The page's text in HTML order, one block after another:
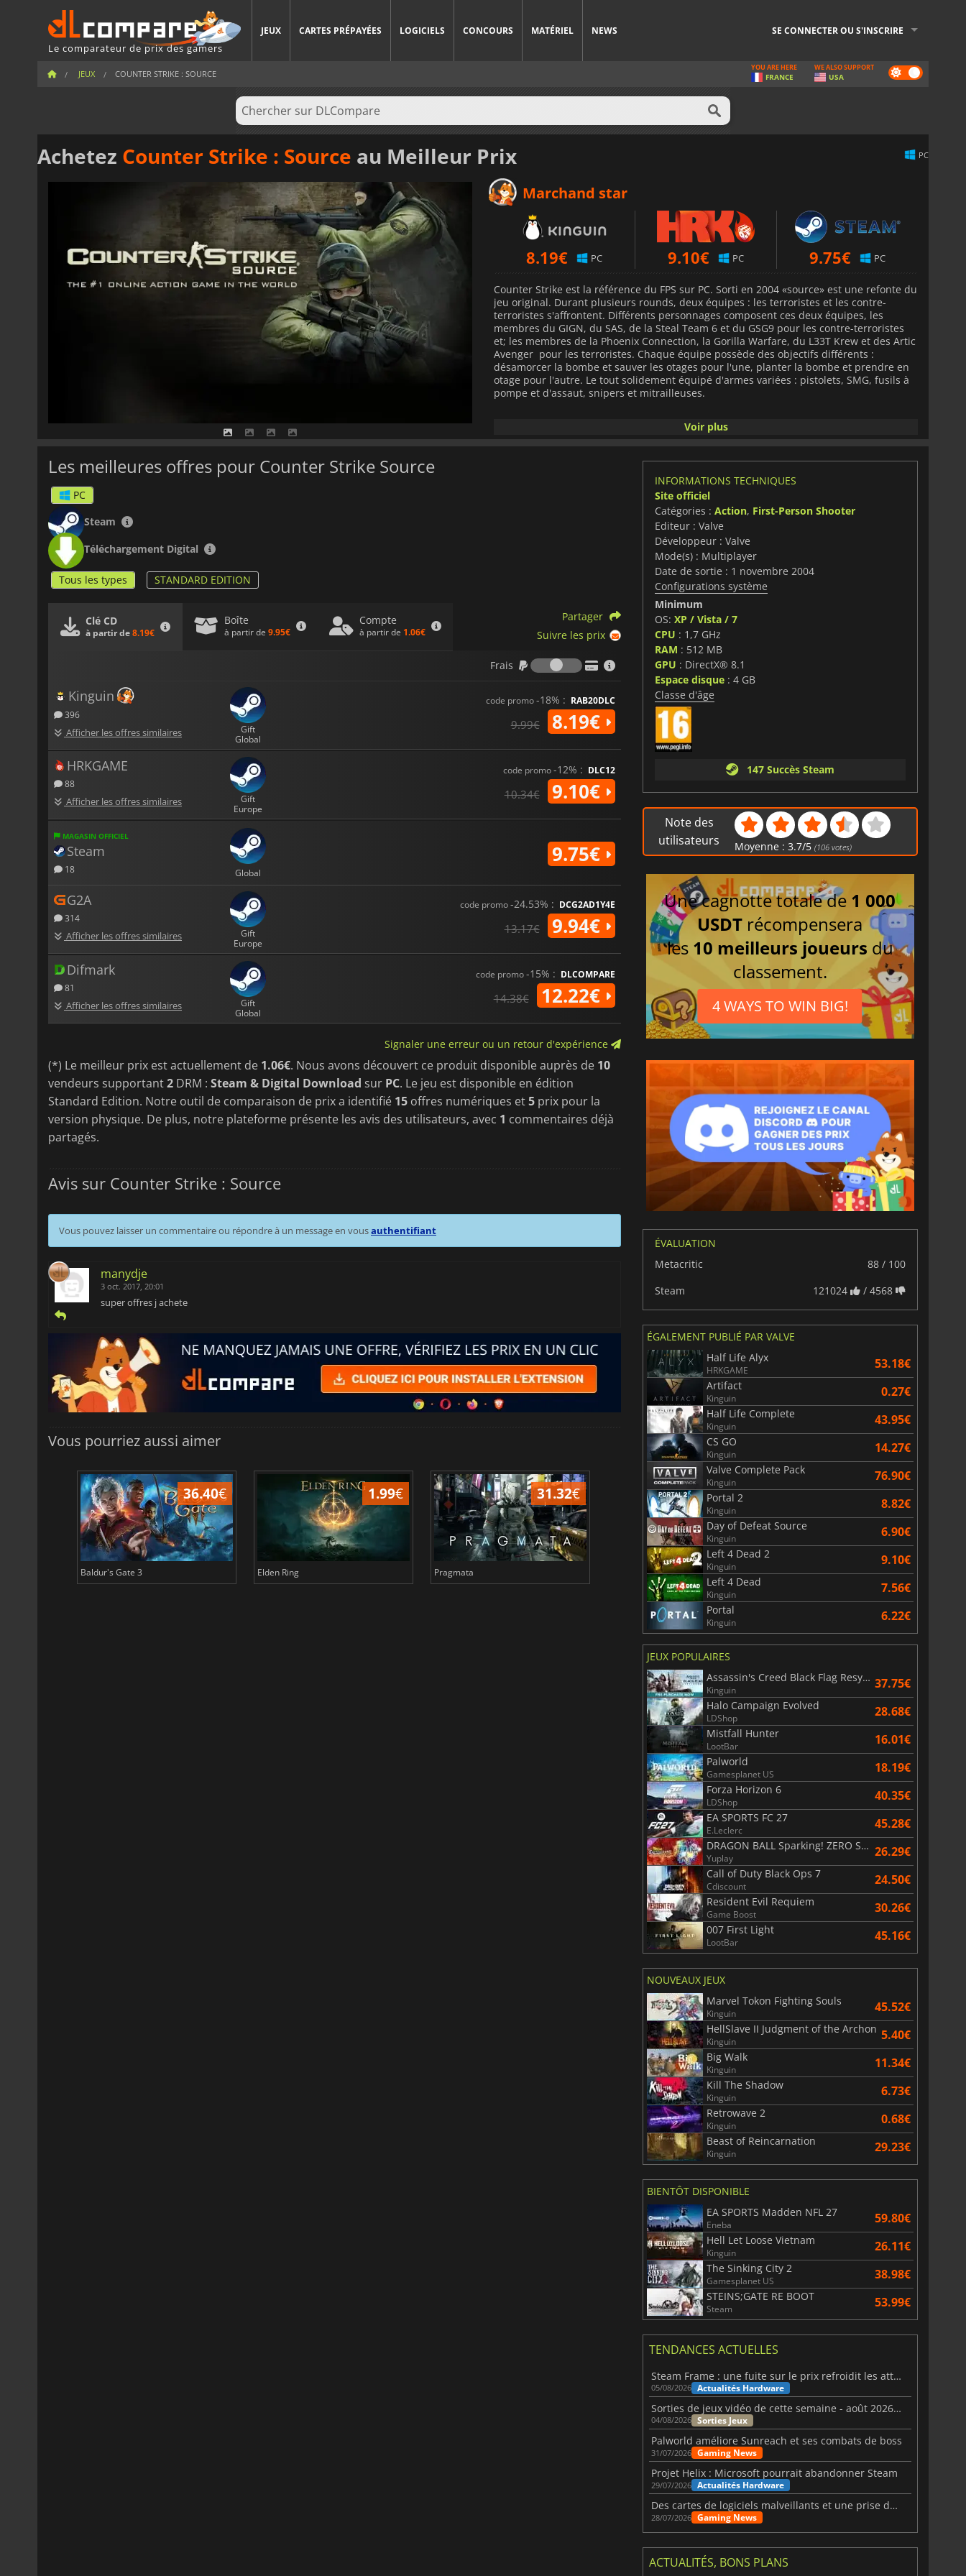
Le comparateur de prix des gamers
JEUX CARTES PRÉPAYÉES LOGICIELS CONCOURS MATÉRIEL NEWS SE CONNECTER OU S'INSCRIRE
JEUX COUNTER STRIKE : SOURCE Dark
mode
YOU ARE HERE
FRANCE
WE ALSO SUPPORT
USA
Achetez Counter Strike : Source au Meilleur Prix PC
Marchand star
8.19€ PC 9.10€ PC 9.75€ PC
Counter Strike est la référence du FPS sur PC. Sorti en 2004 «source» est une refonte du
jeu original. Durant plusieurs rounds, deux équipes : les terroristes et les contre-
terroristes s'affrontent. Différents personnages composent ces deux équipes, les
membres du GIGN, du SAS, de la Steal Team 6 et du GSG9 pour les contre-terroristes
et; les membres de la Phoenix Connection, la Gorilla Warfare, du L33T Krew et des Artic
Avenger pour les terroristes. Chaque équipe possède des objectifs différents :
désamorcer la bombe et sauver les otages pour l'une, planter la bombe et prendre en
otage pour l'autre. Le tout solidement équipé d'armes variées : pistolets, SMG, fusils à
pompe et d'assaut, snipers et mitrailleuses.
Strike
Voir plus
Les meilleures offres pour Counter Strike Source
PC
Steam
Téléchargement Digital
Tous les types STANDARD EDITION
Clé CD
à partir de8.19€
Boîte
à partir de 9.95€
Compte
à partir de 1.06€
Partager
Suivre les prix
Frais
Frais
Kinguin
396
Afficher les offres similaires
Gift
Global
code promo-18% : RAB20DLC
9.99€ 8.19€
HRKGAME
88
Afficher les offres similaires
Gift
Europe
code promo-12% : DLC12
10.34€ 9.10€
MAGASIN OFFICIEL
Steam
18 Global
9.75€
G2A
314
Afficher les offres similaires
Gift
Europe
code promo-24.53% : DCG2AD1Y4E
13.17€ 9.94€
Difmark
81
Afficher les offres similaires
Gift
Global
code promo-15% : DLCOMPARE
14.38€ 12.22€
Signaler une erreur ou un retour d'expérience
(*) Le meilleur prix est actuellement de 1.06€. Nous avons découvert ce produit disponible auprès de 10
vendeurs supportant2 DRM : Steam & Digital Download sur PC. Le jeu est disponible en édition
Standard Edition. Notre outil de comparaison de prix a identifié 15 offres numériques et5 prix pour la
version physique. De plus, notre plateforme présente les avis des utilisateurs, avec 1 commentaires déjà
partagés.
Avis sur Counter Strike : Source
Vous pouvez laisser un commentaire ou répondre à un message en vousauthentifiant
manydje
3 oct. 2017, 20:01
super offres j achete
Vous pourriez aussi aimer
36.40€
Baldur's Gate 3
1.99€
Elden Ring
31.32€
Pragmata
6.77€
Total War WARHAMMER 3
15.48
Lies Of P
INFORMATIONS TECHNIQUES
Site officiel
Catégories : Action, First-Person Shooter
Editeur : Valve
Développeur : Valve
Mode(s) : Multiplayer
Date de sortie : 1 novembre 2004
Configurations système
Minimum
OS: XP / Vista / 7
CPU : 1,7 GHz
RAM : 512 MB
GPU : DirectX® 8.1
Espace disque: 4 GB
Classe d'âge
147 Succès Steam
Note des
utilisateurs
Moyenne :3.7/5 (106 votes)
Une cagnotte totale de 1 000
USDT récompensera
les 10 meilleurs joueurs du
classement.
4 WAYS TO WIN BIG!
ÉVALUATION
Metacritic
88 / 100
Steam
121024 / 4568
ÉGALEMENT PUBLIÉ PAR VALVE
Half Life Alyx
HRKGAME 53.18€
Artifact
Kinguin 0.27€
Half Life Complete
Kinguin 43.95€
CS GO
Kinguin 14.27€
Valve Complete Pack
Kinguin 76.90€
Portal 2
Kinguin 8.82€
Day of Defeat Source
Kinguin 6.90€
Left 4 Dead 2
Kinguin 9.10€
Left 4 Dead
Kinguin 7.56€
Portal
Kinguin 6.22€
JEUX POPULAIRES
Assassin's Creed Black Flag Resynced
Kinguin 37.75€
Halo Campaign Evolved
LDShop 28.68€
Mistfall Hunter
LootBar 16.01€
Palworld
Gamesplanet US 18.19€
Forza Horizon 6
LDShop 40.35€
EA SPORTS FC 27
E.Leclerc 45.28€
DRAGON BALL Sparking! ZERO Super Limit Breaking NEO
Yuplay 26.29€
Call of Duty Black Ops 7
Cdiscount 24.50€
Resident Evil Requiem
Game Boost 30.26€
007 First Light
LootBar 45.16€
NOUVEAUX JEUX
Marvel Tokon Fighting Souls
Kinguin 45.52€
HellSlave II Judgment of the Archon
Kinguin 5.40€
Big Walk
Kinguin 11.34€
Kill The Shadow
Kinguin 6.73€
Retrowave 2
Kinguin 0.68€
Beast of Reincarnation
Kinguin 29.23€
BIENTÔT DISPONIBLE
EA SPORTS Madden NFL 27
Eneba 59.80€
Hell Let Loose Vietnam
Kinguin 26.11€
The Sinking City 2
Gamesplanet US 38.98€
STEINS;GATE RE BOOT
Steam 53.99€
TENDANCES ACTUELLES
Steam Frame : une fuite sur le prix refroidit les attentes VR
05/08/2026 Actualités Hardware
Sorties de jeux vidéo de cette semaine - août 2026 (semaine 32)
04/08/2026 Sorties Jeux
Palworld améliore Sunreach et ses combats de boss
31/07/2026 Gaming News
Projet Helix : Microsoft pourrait abandonner Steam
29/07/2026 Actualités Hardware
Des cartes de logiciels malveillants et une prise de contrôle de Discord ont touché Meccha Chameleon
28/07/2026 Gaming News
ACTUALITÉS, BONS PLANS